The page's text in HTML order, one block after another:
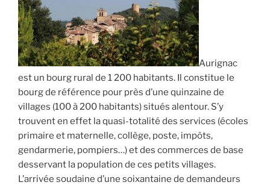
Aurignac
est un bourg rural de 1 200 habitants. Il constitue le
bourg de référence pour près d’une quinzaine de
villages (100 à 200 habitants) situés alentour. S’y
trouvent en effet la quasi-totalité des services (écoles
primaire et maternelle, collège, poste, impôts,
gendarmerie, pompiers…) et des commerces de base
desservant la population de ces petits villages.
L’arrivée soudaine d’une soixantaine de demandeurs